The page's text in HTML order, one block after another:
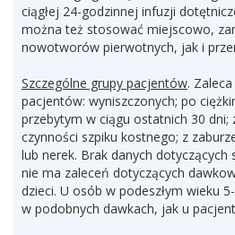
ciągłej 24-godzinnej infuzji
można też stosować miejscowo,
nowotworów pierwotnych, jak i
Szczególne grupy pacjentów.
pacjentów: wyniszczonych; po
przebytym w ciągu ostatnich 30 dni;
czynności szpiku kostnego; z
lub nerek. Brak danych dotyczących
nie ma zaleceń dotyczących
dzieci. U osób w podeszłym wieku
w podobnych dawkach, jak u